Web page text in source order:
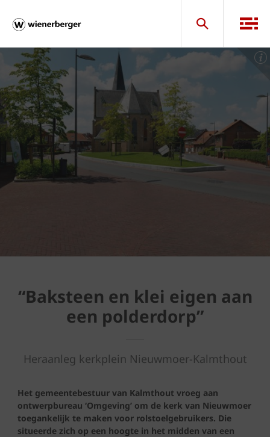
“Baksteen en klei eigen aan
een polderdorp”
Heraanleg kerkplein Nieuwmoer-Kalmthout
Het gemeentebestuur van Kalmthout vroeg aan
ontwerpbureau ‘Omgeving’ om de kerk van Nieuwmoer
toegankelijk te maken voor rolstoelgebruikers. Die
situeerde zich op een hoogte in het midden van een